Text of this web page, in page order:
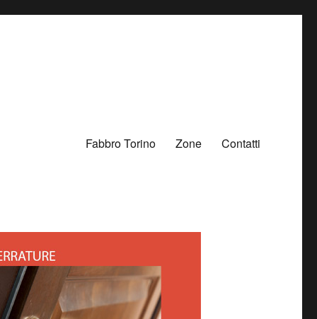
Fabbro Torino Zone Contatti